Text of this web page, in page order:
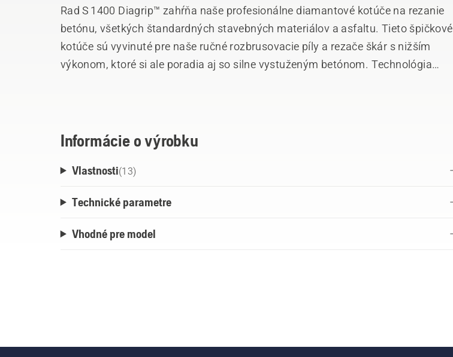
Rad S 1400 Diagrip™ zahŕňa naše profesionálne diamantové kotúče na rezanie
betónu, všetkých štandardných stavebných materiálov a asfaltu. Tieto špičkové
kotúče sú vyvinuté pre naše ručné rozbrusovacie píly a rezače škár s nižším
výkonom, ktoré si ale poradia aj so silne vystuženým betónom. Technológia
Informácie o výrobku
Vlastnosti(13)
Technické parametre
Vhodné pre model